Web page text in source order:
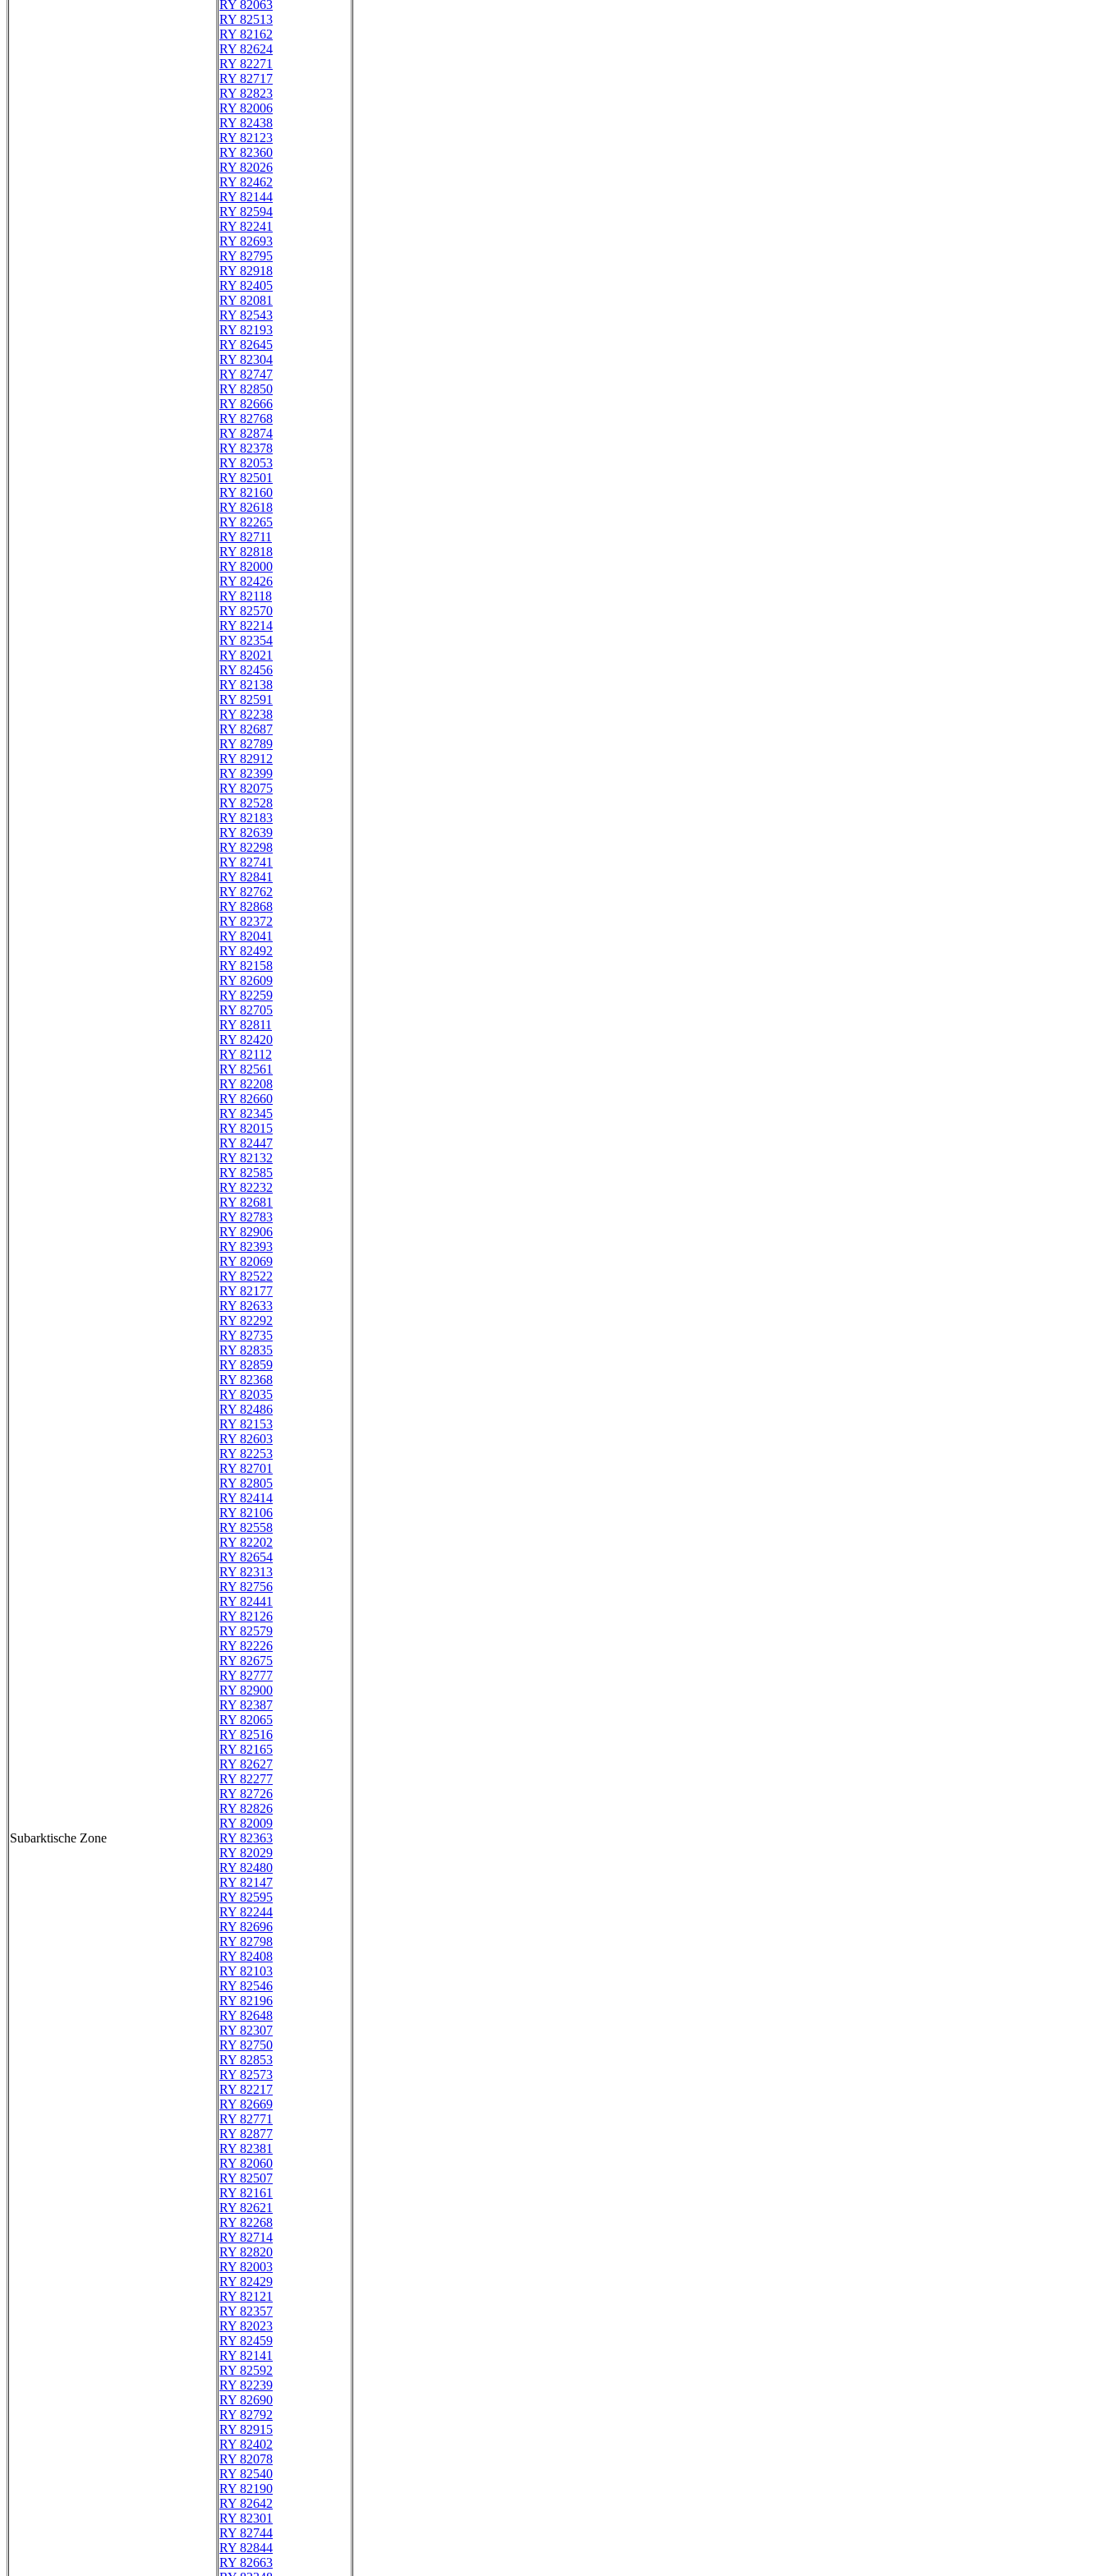
Subarktische Zone
RY 82063
RY 82513
RY 82162
RY 82624
RY 82271
RY 82717
RY 82823
RY 82006
RY 82438
RY 82123
RY 82360
RY 82026
RY 82462
RY 82144
RY 82594
RY 82241
RY 82693
RY 82795
RY 82918
RY 82405
RY 82081
RY 82543
RY 82193
RY 82645
RY 82304
RY 82747
RY 82850
RY 82666
RY 82768
RY 82874
RY 82378
RY 82053
RY 82501
RY 82160
RY 82618
RY 82265
RY 82711
RY 82818
RY 82000
RY 82426
RY 82118
RY 82570
RY 82214
RY 82354
RY 82021
RY 82456
RY 82138
RY 82591
RY 82238
RY 82687
RY 82789
RY 82912
RY 82399
RY 82075
RY 82528
RY 82183
RY 82639
RY 82298
RY 82741
RY 82841
RY 82762
RY 82868
RY 82372
RY 82041
RY 82492
RY 82158
RY 82609
RY 82259
RY 82705
RY 82811
RY 82420
RY 82112
RY 82561
RY 82208
RY 82660
RY 82345
RY 82015
RY 82447
RY 82132
RY 82585
RY 82232
RY 82681
RY 82783
RY 82906
RY 82393
RY 82069
RY 82522
RY 82177
RY 82633
RY 82292
RY 82735
RY 82835
RY 82859
RY 82368
RY 82035
RY 82486
RY 82153
RY 82603
RY 82253
RY 82701
RY 82805
RY 82414
RY 82106
RY 82558
RY 82202
RY 82654
RY 82313
RY 82756
RY 82441
RY 82126
RY 82579
RY 82226
RY 82675
RY 82777
RY 82900
RY 82387
RY 82065
RY 82516
RY 82165
RY 82627
RY 82277
RY 82726
RY 82826
RY 82009
RY 82363
RY 82029
RY 82480
RY 82147
RY 82595
RY 82244
RY 82696
RY 82798
RY 82408
RY 82103
RY 82546
RY 82196
RY 82648
RY 82307
RY 82750
RY 82853
RY 82573
RY 82217
RY 82669
RY 82771
RY 82877
RY 82381
RY 82060
RY 82507
RY 82161
RY 82621
RY 82268
RY 82714
RY 82820
RY 82003
RY 82429
RY 82121
RY 82357
RY 82023
RY 82459
RY 82141
RY 82592
RY 82239
RY 82690
RY 82792
RY 82915
RY 82402
RY 82078
RY 82540
RY 82190
RY 82642
RY 82301
RY 82744
RY 82844
RY 82663